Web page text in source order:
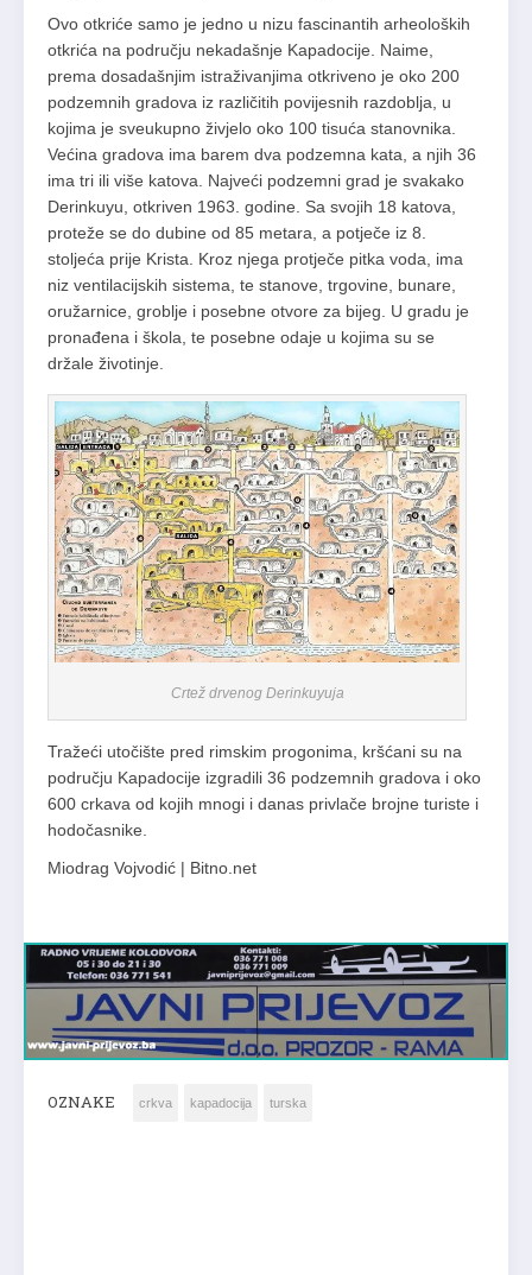
Ovo otkriće samo je jedno u nizu fascinantih arheoloških
otkrića na području nekadašnje Kapadocije. Naime,
prema dosadašnjim istraživanjima otkriveno je oko 200
podzemnih gradova iz različitih povijesnih razdoblja, u
kojima je sveukupno živjelo oko 100 tisuća stanovnika.
Većina gradova ima barem dva podzemna kata, a njih 36
ima tri ili više katova. Najveći podzemni grad je svakako
Derinkuyu, otkriven 1963. godine. Sa svojih 18 katova,
proteže se do dubine od 85 metara, a potječe iz 8.
stoljeća prije Krista. Kroz njega protječe pitka voda, ima
niz ventilacijskih sistema, te stanove, trgovine, bunare,
oružarnice, groblje i posebne otvore za bijeg. U gradu je
pronađena i škola, te posebne odaje u kojima su se
držale životinje.
Crtež drvenog Derinkuyuja
Tražeći utočište pred rimskim progonima, kršćani su na
području Kapadocije izgradili 36 podzemnih gradova i oko
600 crkava od kojih mnogi i danas privlače brojne turiste i
hodočasnike.
Miodrag Vojvodić | Bitno.net
OZNAKE crkva kapadocija turska